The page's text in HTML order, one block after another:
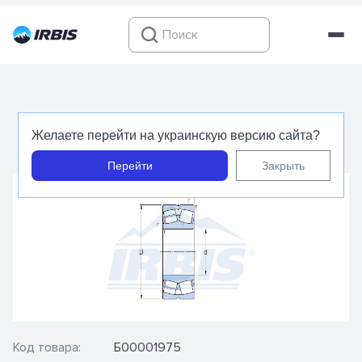
Желаете перейти на украинскую версию сайта?
Перейти Закрыть
22312 E (SKF) Подшипник роликовый
сферический радиальный
Код товара:
Б00001975